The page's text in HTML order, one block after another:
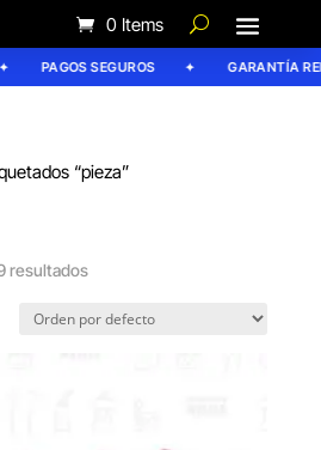
0 Items
PAGOS SEGUROS GARANTÍA
“pieza”
resultados